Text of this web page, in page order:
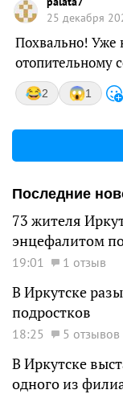
25 декабря
Похвально! Уже
отопительному
2 1
Последние
73 жителя
энцефалитом
19:01 1 отзыв
В Иркутске
подростков
18:25 5 отзывов
В Иркутске
одного из